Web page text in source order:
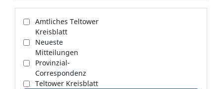
Amtliches Teltower
Kreisblatt
Neueste
Mitteilungen
Provinzial-
Correspondenz
Teltower Kreisblatt